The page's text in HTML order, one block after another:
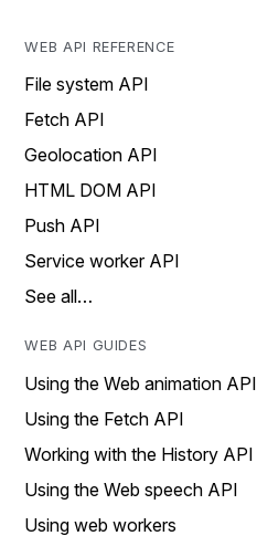
WEB API REFERENCE
File system API
Fetch API
Geolocation API
HTML DOM API
Push API
Service worker API
See all…
WEB API GUIDES
Using the Web animation API
Using the Fetch API
Working with the History API
Using the Web speech API
Using web workers